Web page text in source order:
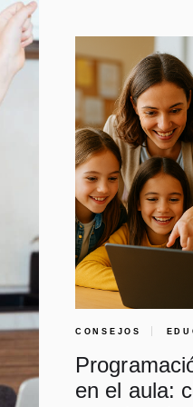
CONSEJOS
en el aula: